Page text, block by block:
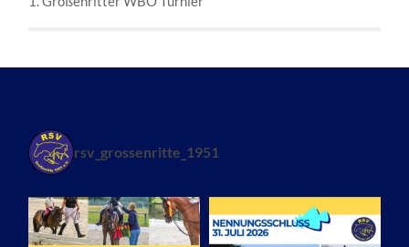
rsv_grossenritte_1951